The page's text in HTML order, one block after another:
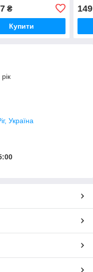
₴
Купити
Україна